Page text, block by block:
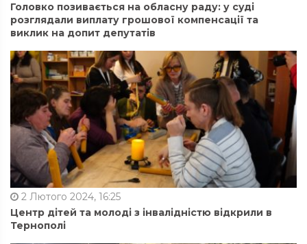
Головко позивається на обласну раду: у суді
розглядали виплату грошової компенсації та
виклик на допит депутатів
2 Лютого 2024, 16:25
Центр дітей та молоді з інвалідністю відкрили в
Тернополі